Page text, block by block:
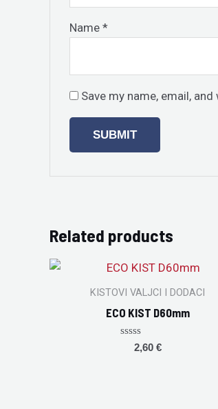
Name*
Save my name, email,
Related products
KISTOVI VALJCI I DODACI
ECO KIST D60mm
Rated
2,60 €